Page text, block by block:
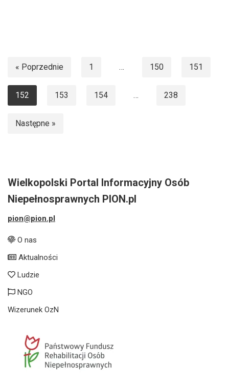
« Poprzednie 1 … 150 151
152 153 154 … 238
Następne »
Wielkopolski Portal Informacyjny Osób
Niepełnosprawnych PION.pl
pion@pion.pl
O nas
Aktualności
Ludzie
NGO
Wizerunek OzN